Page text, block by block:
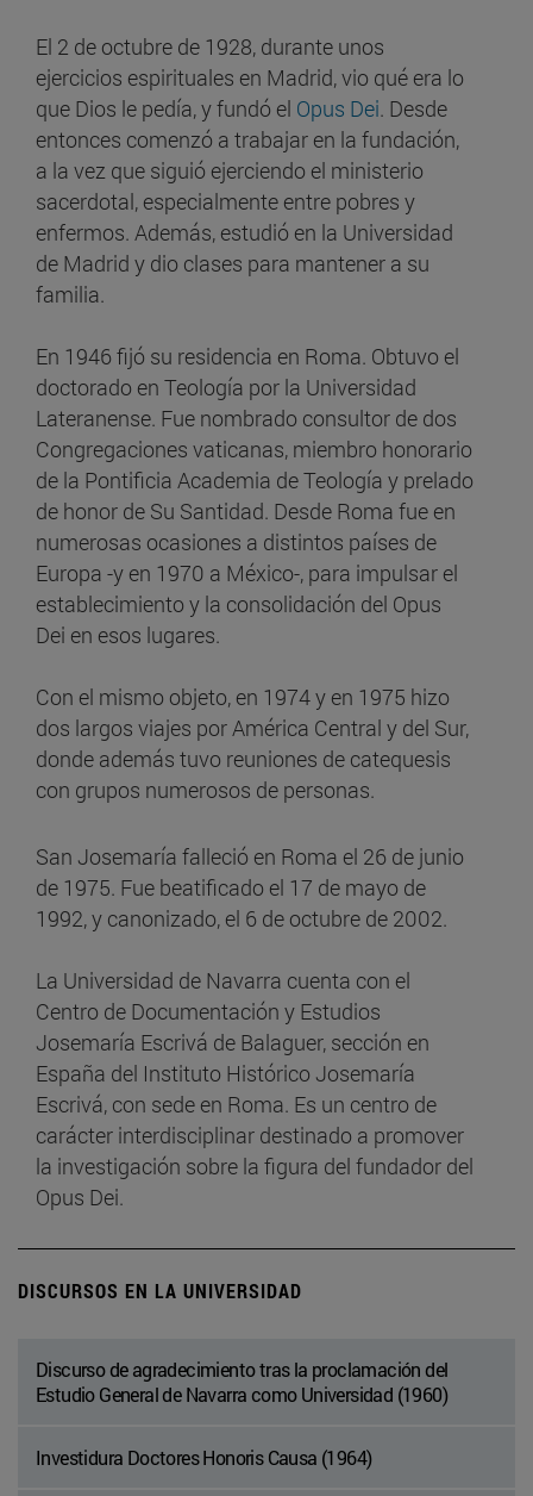
El 2 de octubre de 1928, durante unos
ejercicios espirituales en Madrid, vio qué era lo
que Dios le pedía, y fundó el Opus Dei. Desde
entonces comenzó a trabajar en la fundación,
a la vez que siguió ejerciendo el ministerio
sacerdotal, especialmente entre pobres y
enfermos. Además, estudió en la Universidad
de Madrid y dio clases para mantener a su
familia.
En 1946 fijó su residencia en Roma. Obtuvo el
doctorado en Teología por la Universidad
Lateranense. Fue nombrado consultor de dos
Congregaciones vaticanas, miembro honorario
de la Pontificia Academia de Teología y prelado
de honor de Su Santidad. Desde Roma fue en
numerosas ocasiones a distintos países de
Europa -y en 1970 a México-, para impulsar el
establecimiento y la consolidación del Opus
Dei en esos lugares.
Con el mismo objeto, en 1974 y en 1975 hizo
dos largos viajes por América Central y del Sur,
donde además tuvo reuniones de catequesis
con grupos numerosos de personas.
San Josemaría falleció en Roma el 26 de junio
de 1975. Fue beatificado el 17 de mayo de
1992, y canonizado, el 6 de octubre de 2002.
La Universidad de Navarra cuenta con el
Centro de Documentación y Estudios
Josemaría Escrivá de Balaguer, sección en
España del Instituto Histórico Josemaría
Escrivá, con sede en Roma. Es un centro de
carácter interdisciplinar destinado a promover
la investigación sobre la figura del fundador del
Opus Dei.
DISCURSOS EN LA UNIVERSIDAD
Discurso de agradecimiento tras la proclamación del
Estudio General de Navarra como Universidad (1960)
Investidura Doctores Honoris Causa (1964)